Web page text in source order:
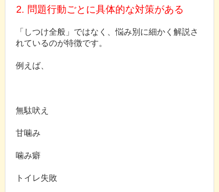
2. 問題行動ごとに具体的な対策がある
「しつけ全般」ではなく、悩み別に細かく解説さ
れているのが特徴です。
例えば、
無駄吠え
甘噛み
噛み癖
トイレ失敗